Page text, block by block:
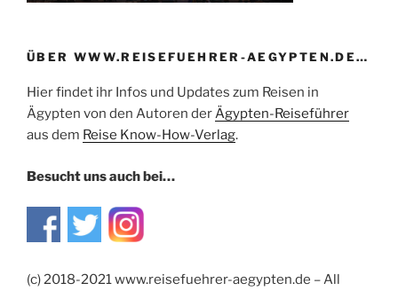
ÜBER WWW.REISEFUEHRER-AEGYPTEN.DE…
Hier findet ihr Infos und Updates zum Reisen in
Ägypten von den Autoren derÄgypten-Reiseführer
aus dem Reise Know-How-Verlag.
Besucht uns auch bei…
(c) 2018-2021 www.reisefuehrer-aegypten.de – All